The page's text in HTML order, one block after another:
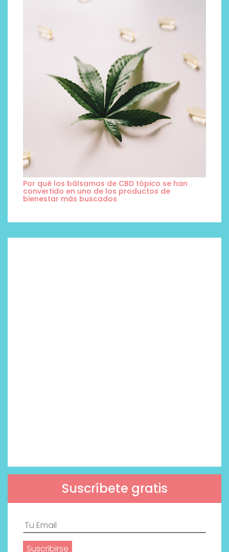
Por qué los bálsamos de CBD tópico se han
convertido en uno de los productos de
bienestar más buscados
Suscríbete gratis